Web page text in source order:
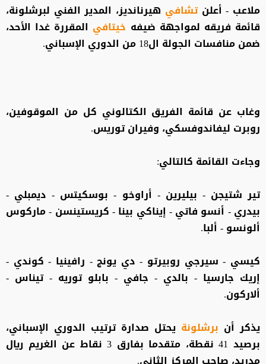
ملاعب - أعلن تشافي هيرنانديز، المدير الفني لبرشلونة،
قائمة فريقه لمواجهة ضيفه خيتافي المقررة غدا الأحد،
ضمن منافسات الجولة ال18 من الدوري الإسباني.
وغاب عن قائمة الفريق الكتالوني كل من الموقوفين،
روبرت ليفاندوفسكي، وفيران توريس.
وجاءت القائمة كالتالي:
تير شتيجن - بيليرين - أراوخو - بوسكيتس - ديمبلي -
بيدري - أنسو فاتي - إيناكي بينا - كريستينسن - ماركوس
ألونسو - ألبا.
كيسي - سيرجي روبيرتو - دي يونج - رافينيا - كوندي -
إريك جارسيا - بالدي - جافي - بابلو توريه - تيناس -
ألاركون.
يذكر أن برشلونة يحتل صدارة ترتيب الدوري الإسباني،
برصيد 41 نقطة، متقدما بفارق 3 نقاط عن الغريم ريال